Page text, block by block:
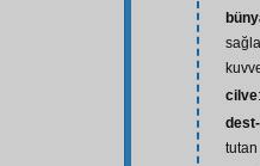
cilve
tutan